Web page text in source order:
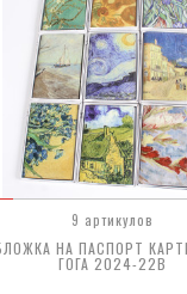
9 артикулов
НА ПАСПОРТ
ГОГА 2024-22В